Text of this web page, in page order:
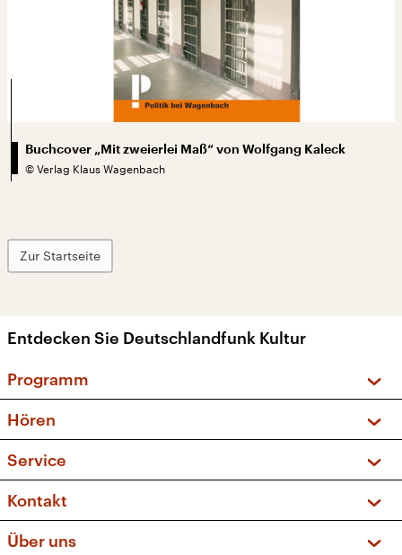
Buchcover „Mit zweierlei Maß“ von Wolfgang Kaleck
© Verlag Klaus Wagenbach
Zur Startseite
Entdecken Sie Deutschlandfunk Kultur
Programm
Sendungen und Podcasts
Musikliste
Kakadu – Das Kinderprogramm
Hören
Frequenzen (UKW + DAB+)
Service
FAQ
Apps
Newsletter
Kontakt
Über uns